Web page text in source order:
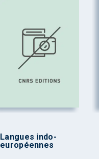
Langues indo-
européennes